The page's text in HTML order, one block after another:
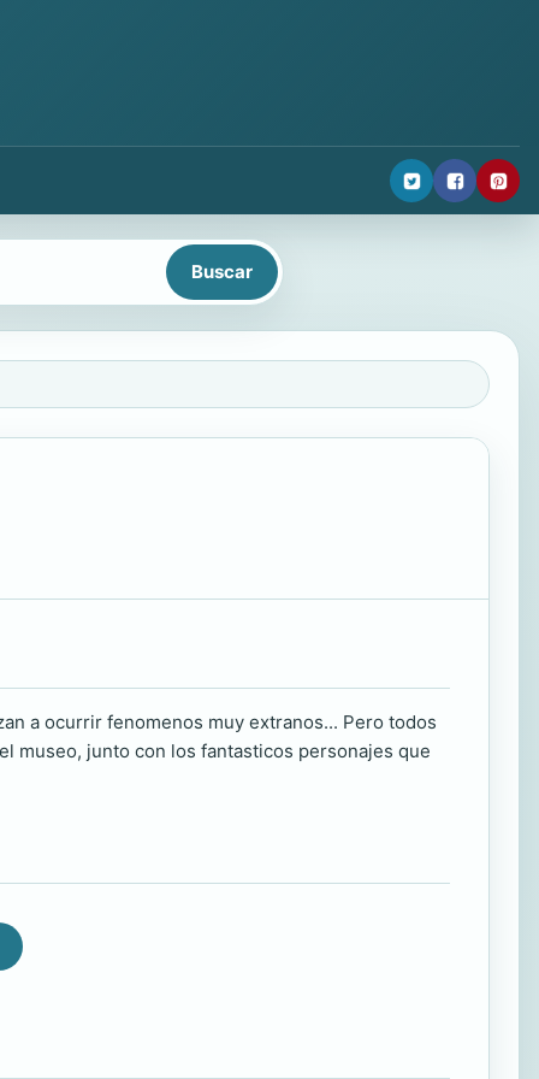
a ocurrir fenomenos muy extranos... Pero todos
museo, junto con los fantasticos personajes que